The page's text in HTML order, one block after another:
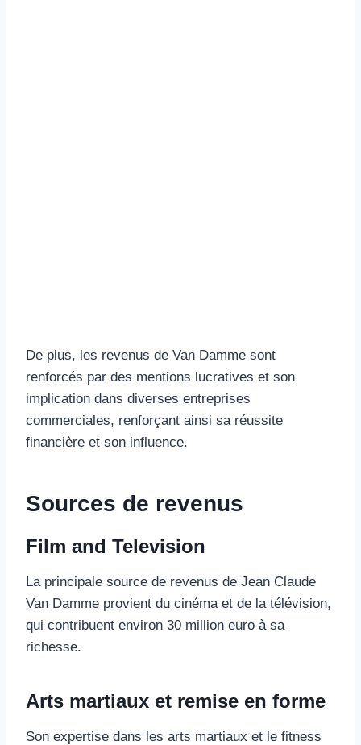
De plus, les revenus de Van Damme sont
renforcés par des mentions lucratives et son
implication dans diverses entreprises
commerciales, renforçant ainsi sa réussite
financière et son influence.
Sources de revenus
Film and Television
La principale source de revenus de Jean Claude
Van Damme provient du cinéma et de la télévision,
qui contribuent environ 30 million euro à sa
richesse.
Arts martiaux et remise en forme
Son expertise dans les arts martiaux et le fitness